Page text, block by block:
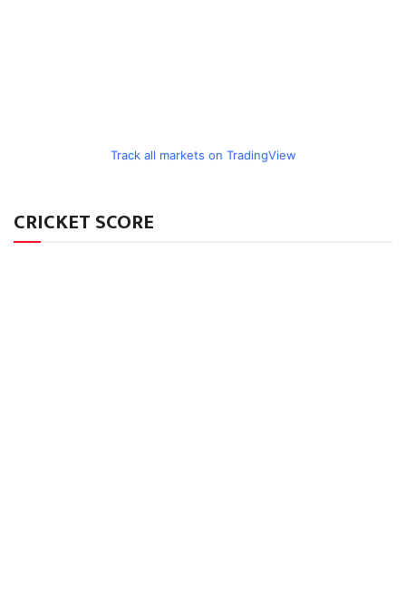
Track all markets on TradingView
CRICKET SCORE